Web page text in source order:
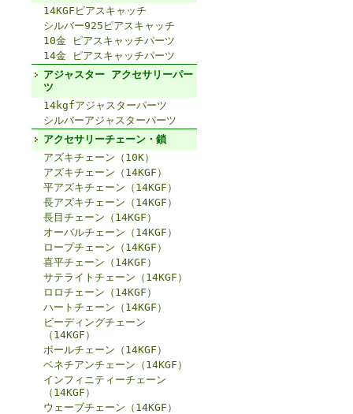
14KGFピアスキャッチ
シルバー925ピアスキャッチ
10金 ピアスキャッチパーツ
14金 ピアスキャッチパーツ
アジャスター アクセサリーパー
ツ
14kgfアジャスターパーツ
シルバーアジャスターパーツ
アクセサリーチェーン・鎖
アズキチェーン（10K）
アズキチェーン（14KGF）
平アズキチェーン（14KGF）
長アズキチェーン（14KGF）
長目チェーン（14KGF）
オーバルチェーン（14KGF）
ロープチェーン（14KGF）
喜平チェーン（14KGF）
サテライトチェーン（14KGF）
ロロチェーン（14KGF）
ハートチェーン（14KGF）
ビーディングチェーン
（14KGF）
ボールチェーン（14KGF）
ベネチアンチェーン（14KGF）
インフィニティーチェーン
（14KGF）
ウェーブチェーン（14KGF）